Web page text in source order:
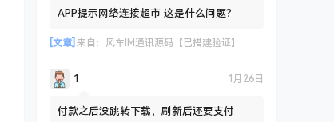
APP提示网络连接超市 这是什么问题？
[文章] 来自： 风车IM通讯源码【已搭建验证】
1 1月26日
付款之后没跳转下载，刷新后还要支付